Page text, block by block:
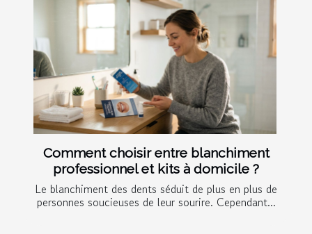
Comment choisir entre blanchiment
professionnel et kits à domicile ?
Le blanchiment des dents séduit de plus en plus de
personnes soucieuses de leur sourire. Cependant...